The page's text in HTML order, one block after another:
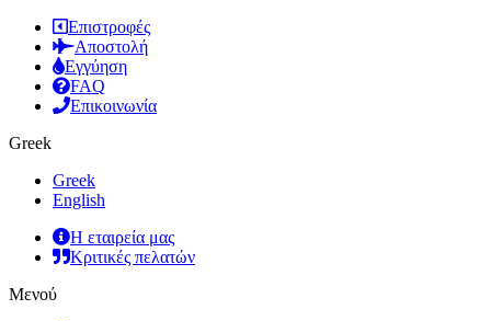
Επιστροφές
Αποστολή
Εγγύηση
FAQ
Επικοινωνία
Greek
Greek
English
Η εταιρεία μας
Κριτικές πελατών
Μενού